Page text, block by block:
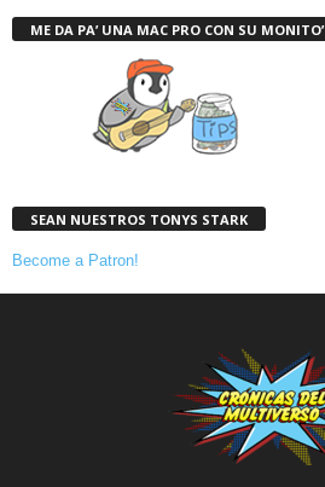
ME DA PA’ UNA MAC PRO CON SU MONITO’
SEAN NUESTROS TONYS STARK
Become a Patron!